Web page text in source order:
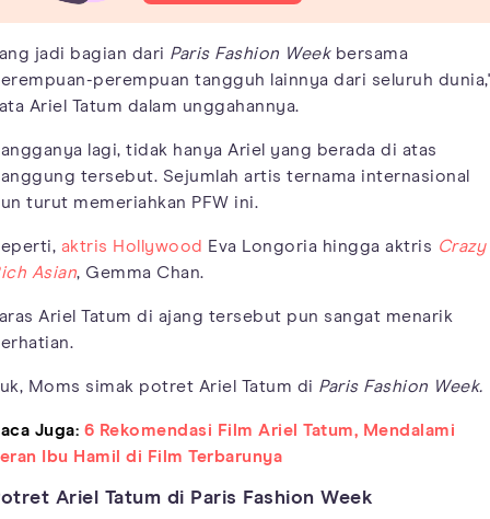
jadi bagian dari Paris Fashion Weekbersama
perempuan tangguh lainnya dari seluruh
Ariel Tatum dalam unggahannya.
lagi, tidak hanya Ariel yang berada di atas
tersebut. Sejumlah artis ternama internasional
turut memeriahkan PFW ini.
aktris Hollywood Eva Longoria hingga aktris Crazy
Asian, Gemma Chan.
Ariel Tatum di ajang tersebut pun sangat menarik
Moms simak potret Ariel Tatum di Paris Fashion Week.
Juga: 6 Rekomendasi Film Ariel Tatum, Mendalami
Ibu Hamil di Film Terbarunya
Ariel Tatum di Paris Fashion Week